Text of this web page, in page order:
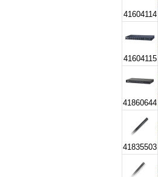
41604114
41604115
41860644
41835503